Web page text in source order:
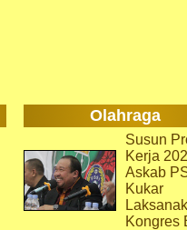
Olahraga
Susun
Kerja
Askab
Kukar
Kongres